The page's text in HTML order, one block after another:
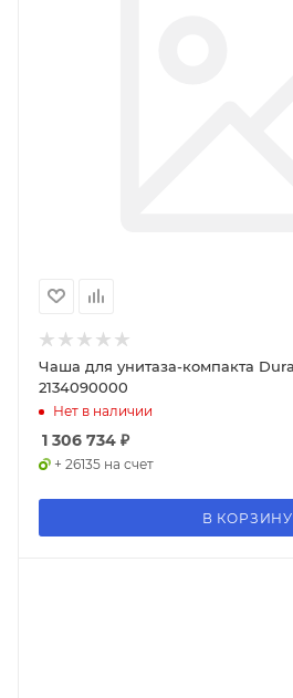
Чаша для унитаза-компакта
2134090000
Нет в наличии
1 306 734 ₽
+ 26135 на счет
В КОРЗИНУ